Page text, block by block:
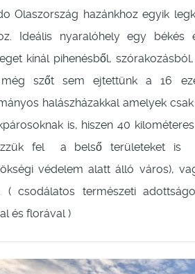
Olaszország hazánkhoz egyik
Ideális nyaralóhely egy békés
kínál pihenésből,
szőt sem ejtettünk a 16
halászházakkal amelyek
is, hiszen 40
fel a belső területeket is
védelem alatt álló város),
( csodálatos természeti
és florával )